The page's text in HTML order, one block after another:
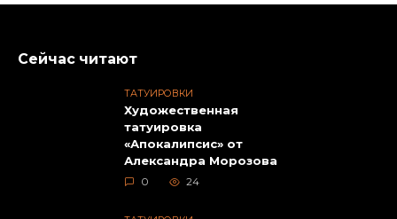
Сейчас читают
ТАТУИРОВКИ
Художественная
татуировка
«Апокалипсис» от
Александра Морозова
0 24